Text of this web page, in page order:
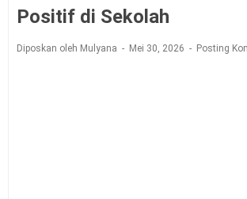
Positif di Sekolah
Diposkan oleh Mulyana Mei 30, 2026 Posting